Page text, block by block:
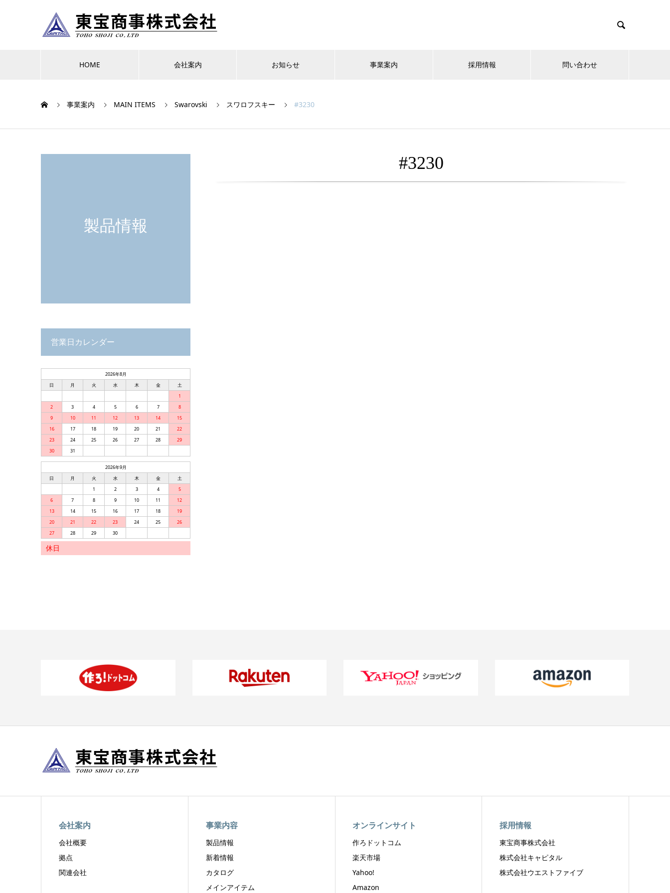

HOME 会社案内 お知らせ 事業案内 採用情報 問い合わせ
事業案内 MAIN ITEMS Swarovski スワロフスキー #3230
製品情報
#3230
営業日カレンダー
2026年8月
日
月 火 水 木 金
土
1
2
3 4 5 6 7
8
9
10 11 12 13 14
15
16
17 18 19 20 21
22
23
24 25 26 27 28
29
30
31
2026年9月
日
月 火 水 木 金
土
1
2 3 4
5
6
7 8 9 10 11
12
13
14 15 16 17 18
19
20
21 22 23 24 25
26
27
28 29 30
休日
会社案内
会社概要
拠点
関連会社
事業内容
製品情報
新着情報
カタログ
メインアイテム
オンラインサイト
作ろドットコム
楽天市場
Yahoo!
Amazon
採用情報
東宝商事株式会社
株式会社キャピタル
株式会社ウエストファイブ